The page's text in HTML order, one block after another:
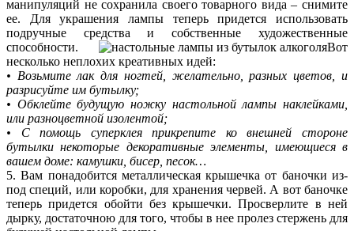
манипуляций не сохранила своего товарного вида – снимите
ее. Для украшения лампы теперь придется использовать
подручные средства и собственные художественные
способности.
Вот
несколько неплохих креативных идей:
• Возьмите лак для ногтей, желательно, разных цветов, и
разрисуйте им бутылку;
• Обклейте будущую ножку настольной лампы наклейками,
или разноцветной изолентой;
• С помощь суперклея прикрепите ко внешней стороне
бутылки некоторые декоративные элементы, имеющиеся в
вашем доме: камушки, бисер, песок…
5. Вам понадобится металлическая крышечка от баночки из-
под специй, или коробки, для хранения червей. А вот баночке
теперь придется обойти без крышечки. Просверлите в ней
дырку, достаточною для того, чтобы в нее пролез стержень для